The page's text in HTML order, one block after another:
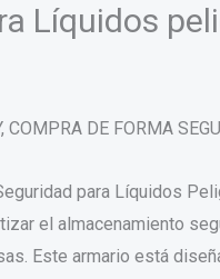
Líquidos
COMPRA DE FORMA
para Líquidos
el almacenamiento
Este armario está